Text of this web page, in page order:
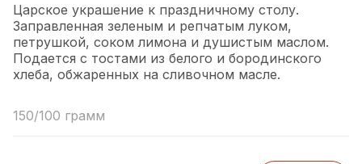
Царское украшение к праздничному столу.
Заправленная зеленым и репчатым луком,
петрушкой, соком лимона и душистым маслом.
Подается с тостами из белого и бородинского
хлеба, обжаренных на сливочном масле.
150/100 грамм